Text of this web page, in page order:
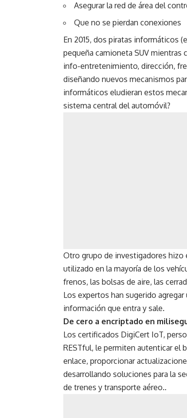
Asegurar la red de área del
Que no se pierdan conexiones
En 2015, dos piratas informáticos
pequeña camioneta SUV mientras
info-entretenimiento, dirección,
diseñando nuevos mecanismos
informáticos eludieran estos
sistema central del automóvil?
Otro grupo de investigadores hizo
utilizado en la mayoría de los
frenos, las bolsas de aire, las
Los expertos han sugerido
información que entra y sale.
De cero a encriptado en
Los certificados DigiCert IoT,
RESTful, le permiten autenticar el
enlace, proporcionar
desarrollando soluciones para la
de trenes y transporte aéreo..